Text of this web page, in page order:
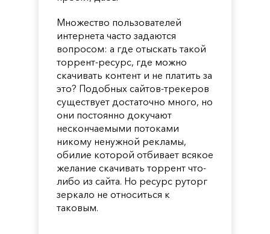
Множество пользователей
интернета часто задаются
вопросом: а где отыскать такой
торрент-ресурс, где можно
скачивать контент и не платить за
это? Подобных сайтов-трекеров
существует достаточно много, но
они постоянно докучают
нескончаемыми потоками
никому ненужной рекламы,
обилие которой отбивает всякое
желание скачивать торрент что-
либо из сайта. Но ресурс руторг
зеркало не относиться к
таковым.